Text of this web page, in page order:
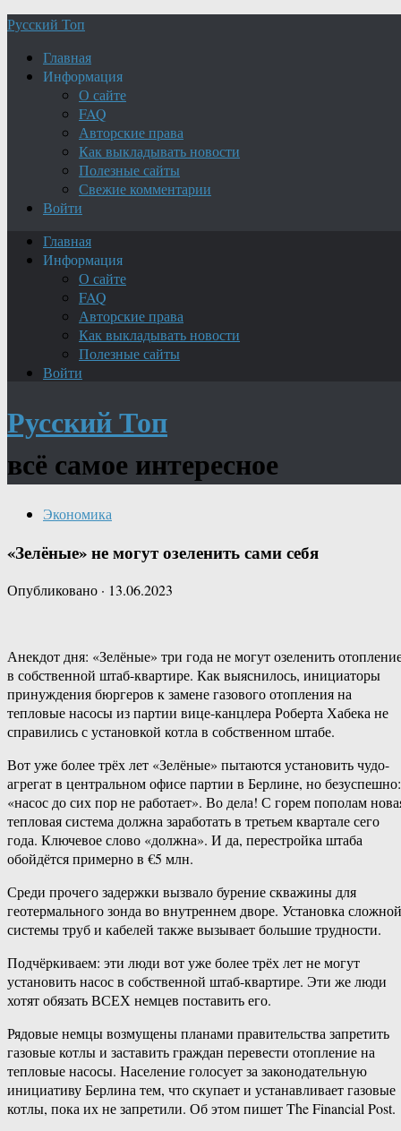
Русский Топ
Главная
Информация
О сайте
FAQ
Авторские права
Как выкладывать новости
Полезные сайты
Свежие комментарии
Войти
Главная
Информация
О сайте
FAQ
Авторские права
Как выкладывать новости
Полезные сайты
Войти
Русский Топ
всё самое интересное
Экономика
«Зелёные» не могут озеленить сами себя
Опубликовано · 13.06.2023
Анекдот дня: «Зелёные» три года не могут озеленить
в собственной штаб-квартире. Как выяснилось, инициаторы
принуждения бюргеров к замене газового отопления на
тепловые насосы из партии вице-канцлера Роберта Хабека не
справились с установкой котла в собственном штабе.
Вот уже более трёх лет «Зелёные» пытаются установить чудо-
агрегат в центральном офисе партии в Берлине, но безуспешно:
«насос до сих пор не работает». Во дела! С горем пополам
тепловая система должна заработать в третьем квартале сего
года. Ключевое слово «должна». И да, перестройка штаба
обойдётся примерно в €5 млн.
Среди прочего задержки вызвало бурение скважины для
геотермального зонда во внутреннем дворе. Установка сложной
системы труб и кабелей также вызывает большие трудности.
Подчёркиваем: эти люди вот уже более трёх лет не могут
установить насос в собственной штаб-квартире. Эти же люди
хотят обязать ВСЕХ немцев поставить его.
Рядовые немцы возмущены планами правительства запретить
газовые котлы и заставить граждан перевести отопление на
тепловые насосы. Население голосует за законодательную
инициативу Берлина тем, что скупает и устанавливает газовые
котлы, пока их не запретили. Об этом пишет The Financial Post.